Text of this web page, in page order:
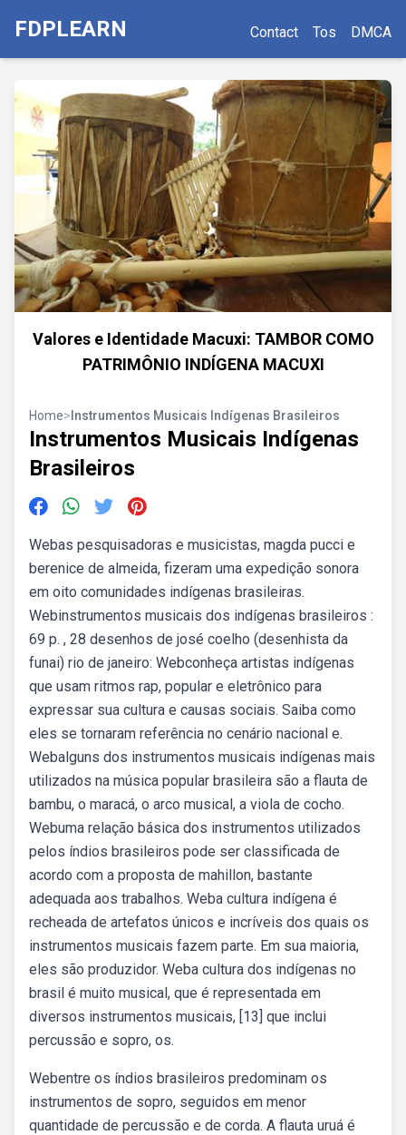
FDPLEARN Contact Tos DMCA
Valores e Identidade Macuxi: TAMBOR COMO
PATRIMÔNIO INDÍGENA MACUXI
Home> Instrumentos Musicais Indígenas Brasileiros
Instrumentos Musicais Indígenas
Brasileiros
Webas pesquisadoras e musicistas, magda pucci e
berenice de almeida, fizeram uma expedição sonora
em oito comunidades indígenas brasileiras.
Webinstrumentos musicais dos indígenas brasileiros :
69 p. , 28 desenhos de josé coelho (desenhista da
funai) rio de janeiro: Webconheça artistas indígenas
que usam ritmos rap, popular e eletrônico para
expressar sua cultura e causas sociais. Saiba como
eles se tornaram referência no cenário nacional e.
Webalguns dos instrumentos musicais indígenas mais
utilizados na música popular brasileira são a flauta de
bambu, o maracá, o arco musical, a viola de cocho.
Webuma relação básica dos instrumentos utilizados
pelos índios brasileiros pode ser classificada de
acordo com a proposta de mahillon, bastante
adequada aos trabalhos. Weba cultura indígena é
recheada de artefatos únicos e incríveis dos quais os
instrumentos musicais fazem parte. Em sua maioria,
eles são produzidor. Weba cultura dos indígenas no
brasil é muito musical, que é representada em
diversos instrumentos musicais, [13] que inclui
percussão e sopro, os.
Webentre os índios brasileiros predominam os
instrumentos de sopro, seguidos em menor
quantidade de percussão e de corda. A flauta uruá é